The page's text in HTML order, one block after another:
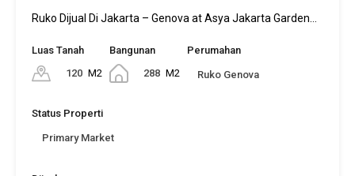
Ruko Dijual Di Jakarta – Genova at Asya Jakarta Garden…
Luas Tanah
120 M2
Bangunan
288 M2
Perumahan
Ruko Genova
Status Properti
Primary Market